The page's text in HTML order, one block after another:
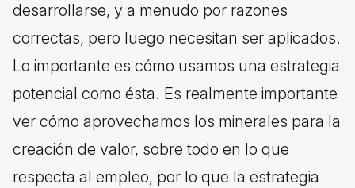
desarrollarse, y a menudo por razones
correctas, pero luego necesitan ser aplicados.
Lo importante es cómo usamos una estrategia
potencial como ésta. Es realmente importante
ver cómo aprovechamos los minerales para la
creación de valor, sobre todo en lo que
respecta al empleo, por lo que la estrategia